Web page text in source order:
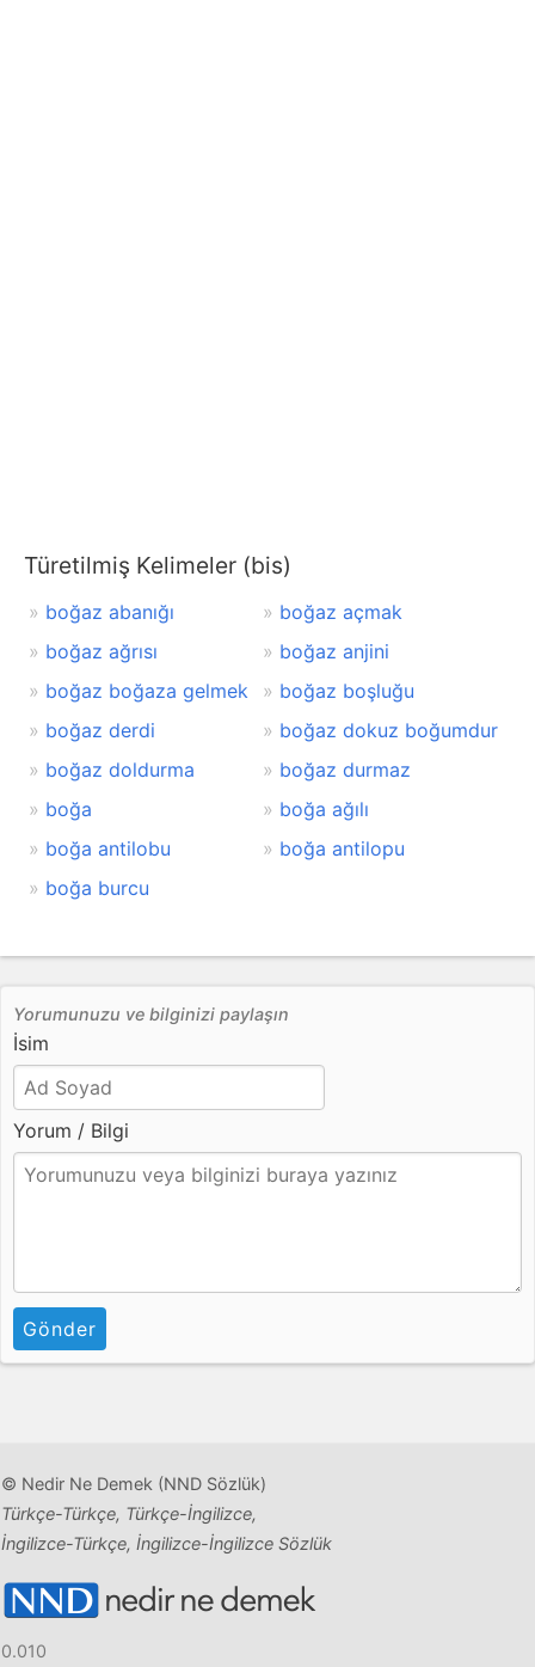
Türetilmiş Kelimeler (bis)
boğaz abanığı
boğaz açmak
boğaz ağrısı
boğaz anjini
boğaz boğaza gelmek
boğaz boşluğu
boğaz derdi
boğaz dokuz boğumdur
boğaz doldurma
boğaz durmaz
boğa
boğa ağılı
boğa antilobu
boğa antilopu
boğa burcu
Yorumunuzu ve bilginizi paylaşın
İsim
Yorum / Bilgi
Gönder
© Nedir Ne Demek (NND Sözlük)
Türkçe-Türkçe, Türkçe-İngilizce,
İngilizce-Türkçe, İngilizce-İngilizce Sözlük
0.010